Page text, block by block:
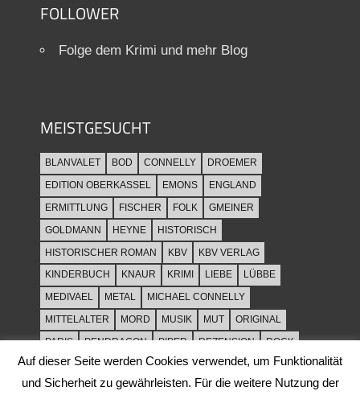
FOLLOWER
Folge dem Krimi und mehr Blog
MEISTGESUCHT
BLANVALET BOD CONNELLY
DROEMER
EDITION OBERKASSEL
EMONS
ENGLAND
ERMITTLUNG
FISCHER FOLK
GMEINER
GOLDMANN
HEYNE
HISTORISCH
HISTORISCHER ROMAN
KBV
KBV VERLAG
KINDERBUCH
KNAUR KRIMI LIEBE
LÜBBE
MEDIVAEL
METAL
MICHAEL CONNELLY
MITTELALTER
MORD MUSIK MUT
ORIGINAL
PARIS
PENDRAGON PIPER REZENSION
ROCK
ROCKMUSIK
ROMAN ROWOHLT
SACHBUCH
SPANNUNG
SYLT THRILLER TOD ULLSTEIN
Auf dieser Seite werden Cookies verwendet, um Funktionalität
und Sicherheit zu gewährleisten. Für die weitere Nutzung der